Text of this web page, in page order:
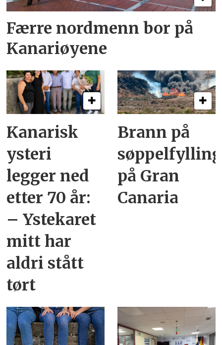
Færre nordmenn bor på
Kanariøyene
Kanarisk
ysteri
legger ned
etter 70 år:
– Ystekaret
mitt har
aldri stått
tørt
Brann på
søppelfylling
på Gran
Canaria